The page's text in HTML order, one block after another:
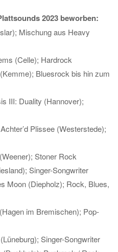
2023 beworben:
Mischung aus Heavy
(Celle); Hardrock
Bluesrock bis hin zum
III: Duality (Hannover);
Plissee (Westerstede);
Stoner Rock
Singer-Songwriter
(Diepholz); Rock, Blues,
im Bremischen); Pop-
Singer-Songwriter